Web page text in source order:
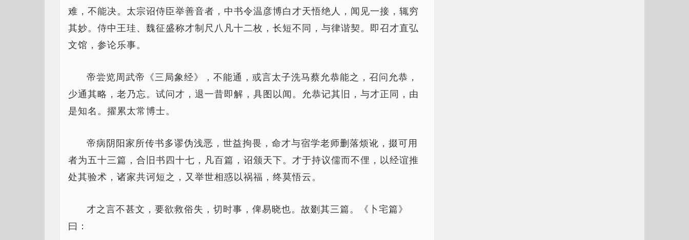
难，不能决。太宗诏侍臣举善音者，中书令温彦博白才天悟绝人，闻见一接，辄穷
其妙。侍中王珪、魏征盛称才制尺八凡十二枚，长短不同，与律谐契。即召才直弘
文馆，参论乐事。
帝尝览周武帝《三局象经》，不能通，或言太子洗马蔡允恭能之，召问允恭，
少通其略，老乃忘。试问才，退一昔即解，具图以闻。允恭记其旧，与才正同，由
是知名。擢累太常博士。
帝病阴阳家所传书多谬伪浅恶，世益拘畏，命才与宿学老师删落烦讹，掇可用
者为五十三篇，合旧书四十七，凡百篇，诏颁天下。才于持议儒而不俚，以经谊推
处其验术，诸家共诃短之，又举世相惑以祸福，终莫悟云。
才之言不甚文，要欲救俗失，切时事，俾易晓也。故剟其三篇。《卜宅篇》
曰：